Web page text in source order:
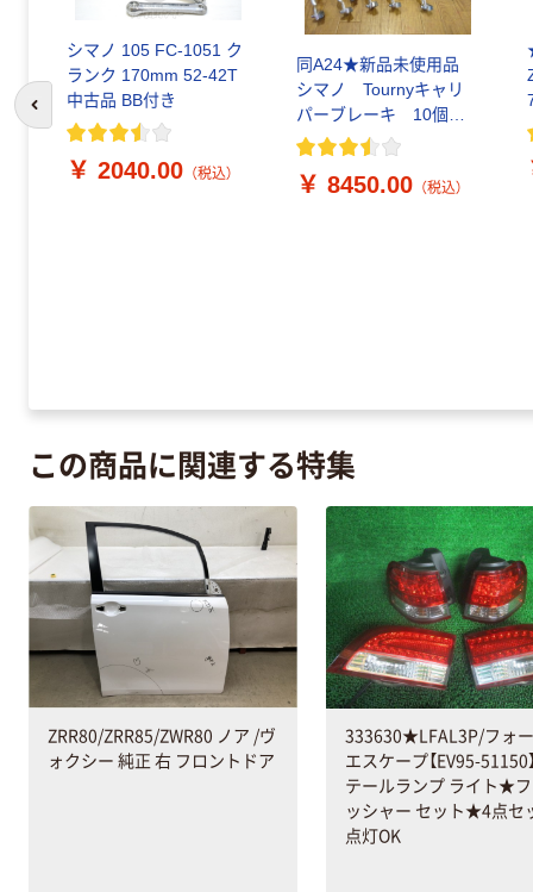
シマノ 105 FC-1051 ク
ランク 170mm 52-42T
中古品 BB付き
￥ 2040.00 （税込）
同A24★新品未使用品
シマノ Tournyキャリ
パーブレーキ 10個
ビンテージ★
￥ 8450.00 （税込）
前のスライドへ
この商品に関連する特集
ZRR80/ZRR85/ZWR80 ノア /ヴ
ォクシー 純正 右 フロントドア
333630★LFAL3P/フ
エスケープ【EV95-51150
テールランプ ライト★
ッシャー セット★4点
点灯OK